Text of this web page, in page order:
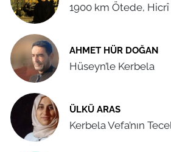
1900 km Ötede, Hicrî
AHMET HÜR DOĞAN
Hüseyn’le Kerbela
ÜLKÜ ARAS
Kerbela Vefa’nın